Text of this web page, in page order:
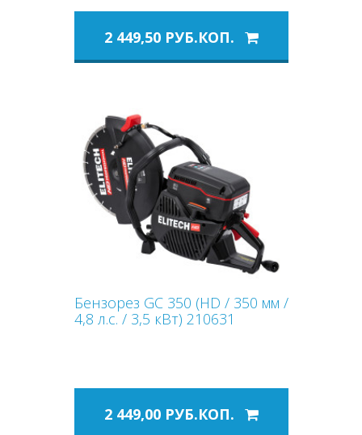
2 449,50 РУБ.КОП.
Бензорез GC 350 (HD / 350 мм /
4,8 л.с. / 3,5 кВт) 210631
2 449,00 РУБ.КОП.